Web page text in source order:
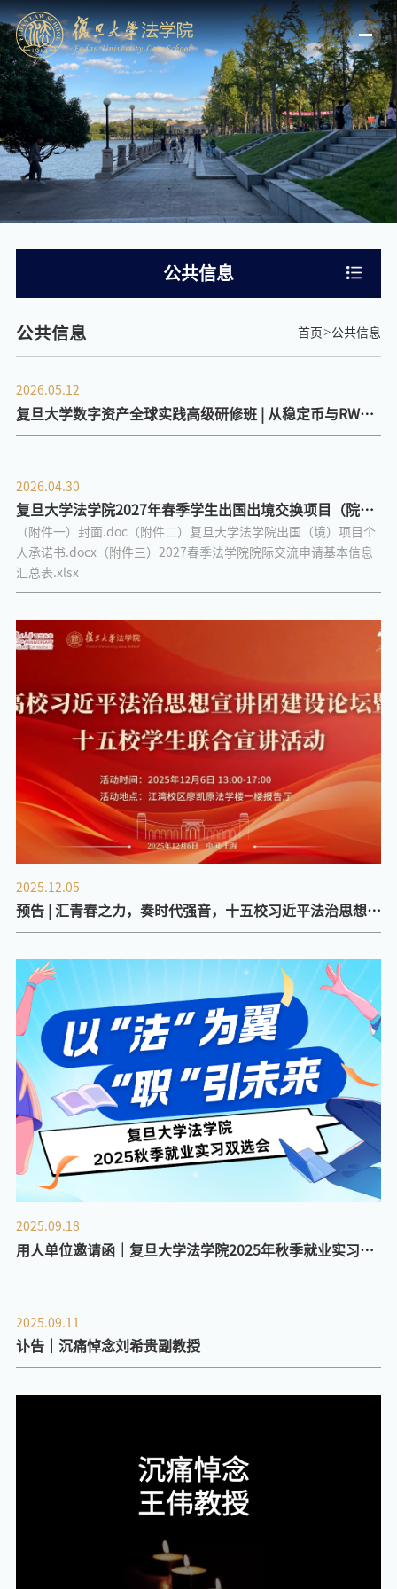
公共信息
公共信息 首页 公共信息
2026.05.12
复旦大学数字资产全球实践高级研修班 | 从稳定币与RWA:
走进资产数字化的国际前沿
2026.04.30
复旦大学法学院2027年春季学生出国出境交换项目（院
际）
（附件一）封面.doc（附件二）复旦大学法学院出国（境）项目个
人承诺书.docx（附件三）2027春季法学院院际交流申请基本信息
汇总表.xlsx
2025.12.05
预告 | 汇青春之力，奏时代强音，十五校习近平法治思想学
生联合宣讲活动即将开幕！
2025.09.18
用人单位邀请函｜复旦大学法学院2025年秋季就业实习双
选会
2025.09.11
讣告｜沉痛悼念刘希贵副教授